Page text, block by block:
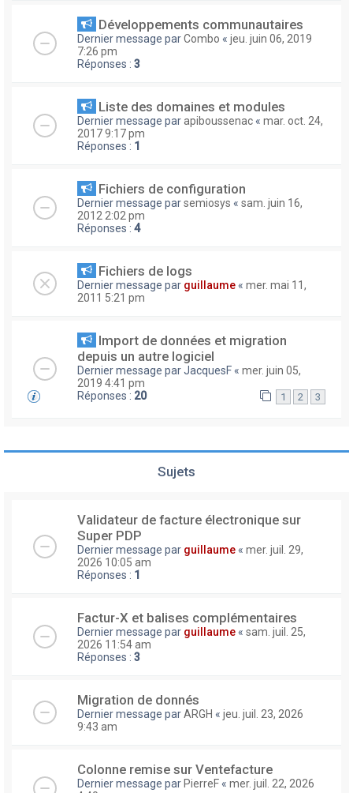
Développements communautaires
Dernier message parCombo « jeu. juin 06, 2019
7:26 pm
Réponses : 3
Liste des domaines et modules
Dernier message parapiboussenac « mar. oct. 24,
2017 9:17 pm
Réponses : 1
Fichiers de configuration
Dernier message parsemiosys « sam. juin 16,
2012 2:02 pm
Réponses : 4
Fichiers de logs
Dernier message par guillaume « mer. mai 11,
2011 5:21 pm
Import de données et migration
depuis un autre logiciel
Dernier message parJacquesF « mer. juin 05,
2019 4:41 pm
Réponses : 20 1 2 3
Sujets
Validateur de facture électronique sur
Super PDP
Dernier message par guillaume « mer. juil. 29,
2026 10:05 am
Réponses : 1
Factur-X et balises complémentaires
Dernier message par guillaume « sam. juil. 25,
2026 11:54 am
Réponses : 3
Migration de donnés
Dernier message parARGH « jeu. juil. 23, 2026
9:43 am
Colonne remise sur Ventefacture
Dernier message par PierreF « mer. juil. 22, 2026